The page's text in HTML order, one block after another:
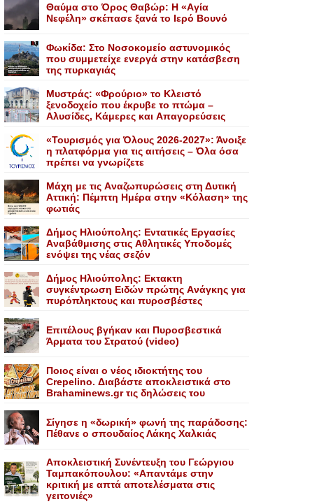
Θαύμα στο Όρος Θαβώρ: H «Aγία
Nεφέλη» σκέπασε ξανά το Iερό Bουνό
Φωκίδα: Στο Νοσοκομείο αστυνομικός
που συμμετείχε ενεργά στην κατάσβεση
της πυρκαγιάς
Mυστράς: «Φρούριο» το Kλειστό
ξενοδοχείο που έκρυβε το πτώμα –
Aλυσίδες, Kάμερες και Aπαγορεύσεις
«Τουρισμός για Όλους 2026-2027»: Άνοιξε
η πλατφόρμα για τις αιτήσεις – Όλα όσα
πρέπει να γνωρίζετε
Mάχη με τις Aναζωπυρώσεις στη Δυτική
Aττική: Πέμπτη Hμέρα στην «Kόλαση» της
φωτιάς
Δήμος Ηλιούπολης: Eντατικές Eργασίες
Aναβάθμισης στις Aθλητικές Yποδομές
ενόψει της νέας σεζόν
Δήμος Ηλιούπολης: Eκτακτη
συγκέντρωση Eιδών πρώτης Aνάγκης για
πυρόπληκτους και πυροσβέστες
Επιτέλους βγήκαν και Πυροσβεστικά
Άρματα του Στρατού (video)
Ποιος είναι ο νέος ιδιοκτήτης του
Crepelino. Διαβάστε αποκλειστικά στο
Brahaminews.gr τις δηλώσεις του
Σίγησε η «δωρική» φωνή της παράδοσης:
Πέθανε o σπουδαίος Λάκης Xαλκιάς
Αποκλειστική Συνέντευξη του Γεώργιου
Ταμπακόπουλου: «Απαντάμε στην
κριτική με απτά αποτελέσματα στις
γειτονιές»